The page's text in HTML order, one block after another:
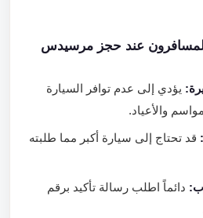
عند حجز مرسيدس
يؤدي إلى عدم توافر السيارة
والأعياد.
تحتاج إلى سيارة أكبر مما طلبته
دائماً اطلب رسالة تأكيد برقم